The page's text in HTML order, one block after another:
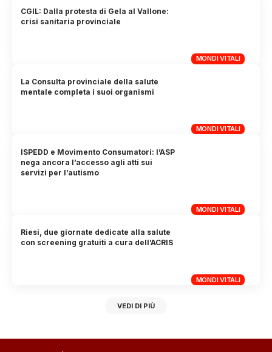
MONDI VITALI
CGIL: Dalla protesta di Gela al Vallone:
crisi sanitaria provinciale
MONDI VITALI
La Consulta provinciale della salute
mentale completa i suoi organismi
MONDI VITALI
ISPEDD e Movimento Consumatori: l’ASP
nega ancora l’accesso agli atti sui
servizi per l’autismo
MONDI VITALI
Riesi, due giornate dedicate alla salute
con screening gratuiti a cura dell’ACRIS
VEDI DI PIÙ